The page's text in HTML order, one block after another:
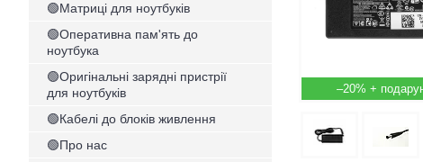
–20%
🟢Матриці для ноутбуків
🟢Оперативна пам'ять до
ноутбука
🟢Оригінальні зарядні пристрії
для ноутбуків
🟢Кабелі до блоків живлення
🟢Про нас